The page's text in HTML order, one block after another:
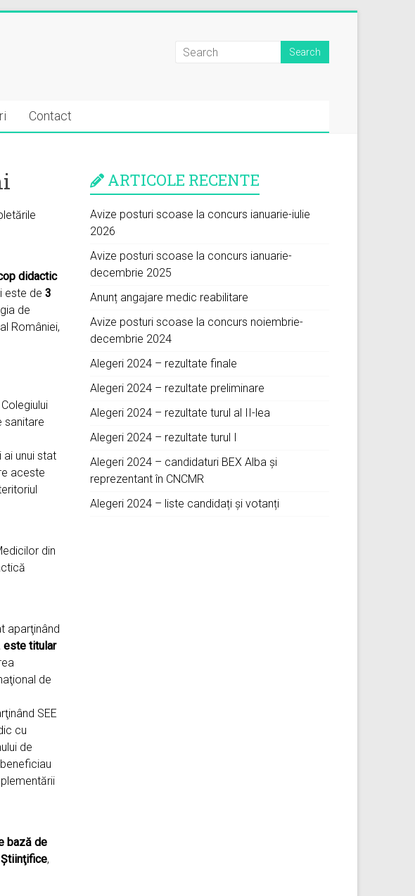
Contact
didactic
este de 3
de
României,
sanitare
unui stat
aceste
din
aparţinând
este titular
de
SEE
cu
de
bază de
,
ARTICOLE RECENTE
Avize posturi scoase la concurs ianuarie-iulie
2026
Avize posturi scoase la concurs ianuarie-
decembrie 2025
Anunț angajare medic reabilitare
Avize posturi scoase la concurs noiembrie-
decembrie 2024
Alegeri 2024 – rezultate finale
Alegeri 2024 – rezultate preliminare
Alegeri 2024 – rezultate turul al II-lea
Alegeri 2024 – rezultate turul I
Alegeri 2024 – candidaturi BEX Alba și
reprezentant în CNCMR
Alegeri 2024 – liste candidați și votanți